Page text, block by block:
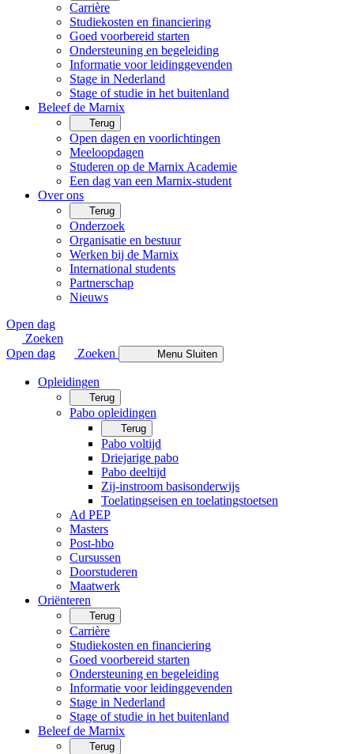
Carrière
Studiekosten en financiering
Goed voorbereid starten
Ondersteuning en begeleiding
Informatie voor leidinggevenden
Stage in Nederland
Stage of studie in het buitenland
Beleef de Marnix
Terug
Open dagen en voorlichtingen
Meeloopdagen
Studeren op de Marnix Academie
Een dag van een Marnix-student
Over ons
Terug
Onderzoek
Organisatie en bestuur
Werken bij de Marnix
International students
Partnerschap
Nieuws
Open dag
Zoeken
Open dag
Zoeken Menu Sluiten
Opleidingen
Terug
Pabo opleidingen
Terug
Pabo voltijd
Driejarige pabo
Pabo deeltijd
Zij-instroom basisonderwijs
Toelatingseisen en toelatingstoetsen
Ad PEP
Masters
Post-hbo
Cursussen
Doorstuderen
Maatwerk
Oriënteren
Terug
Carrière
Studiekosten en financiering
Goed voorbereid starten
Ondersteuning en begeleiding
Informatie voor leidinggevenden
Stage in Nederland
Stage of studie in het buitenland
Beleef de Marnix
Terug